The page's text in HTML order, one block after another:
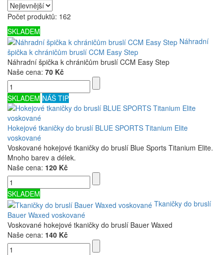
Počet produktů: 162
SKLADEM
Náhradní
špička k chráničům bruslí CCM Easy Step
Náhradní špička k chráničům bruslí CCM Easy Step
Naše cena: 70 Kč
SKLADEM NÁŠ TIP
Hokejové tkaničky do bruslí BLUE SPORTS Titanium Elite
voskované
Voskované hokejové tkaničky do bruslí Blue Sports Titanium Elite.
Mnoho barev a délek.
Naše cena: 120 Kč
SKLADEM
Tkaničky do bruslí
Bauer Waxed voskované
Voskované hokejové tkaničky do bruslí Bauer Waxed
Naše cena: 140 Kč